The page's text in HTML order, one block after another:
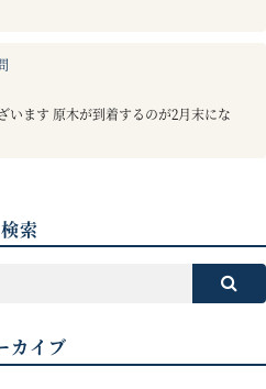
います 原木が到着するのが2月末にな
検索
カイブ